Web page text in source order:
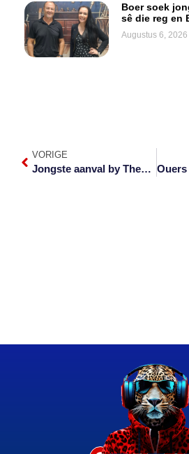
Boer soek
sê die reg en
Augustus 6, 2026
VORIGE
Jongste aanval by Themba-hospitaal veroordeel